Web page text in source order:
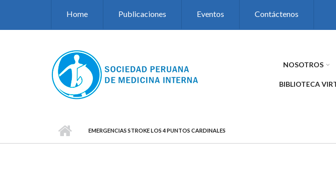
Home Publicaciones Eventos Contáctenos
NOSOTROS
BIBLIOTECA
EMERGENCIAS STROKE LOS 4 PUNTOS CARDINALES